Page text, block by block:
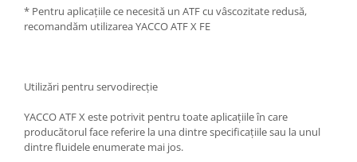
* Pentru aplicațiile ce necesită un ATF cu vâscozitate redusă,
recomandăm utilizarea YACCO ATF X FE
Utilizări pentru servodirecție
YACCO ATF X este potrivit pentru toate aplicațiile în care
producătorul face referire la una dintre specificațiile sau la unul
dintre fluidele enumerate mai jos.